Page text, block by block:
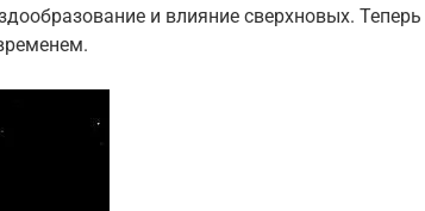
и влияние сверхновых. Теперь